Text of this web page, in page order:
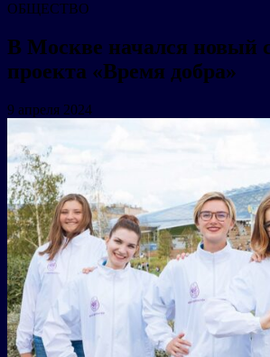
ОБЩЕСТВО
В Москве начался новый
проекта «Время добра»
9 апреля 2024